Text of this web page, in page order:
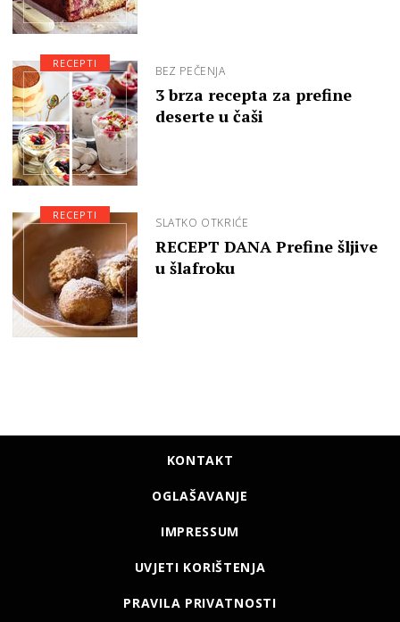
BEZ PEČENJA
3 brza recepta za prefine
deserte u čaši
RECEPTI
SLATKO OTKRIĆE
RECEPT DANA Prefine šljive
u šlafroku
RECEPTI
KONTAKT
OGLAŠAVANJE
IMPRESSUM
UVJETI KORIŠTENJA
PRAVILA PRIVATNOSTI